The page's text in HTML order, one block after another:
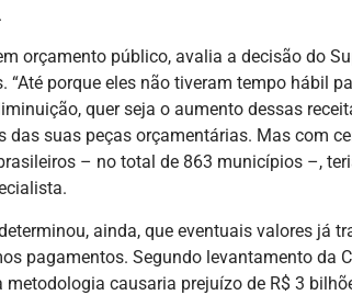
orçamento público, avalia a decisão do
porque eles não tiveram tempo hábil
quer seja o aumento dessas
das suas peças orçamentárias. Mas com
– no total de 863 municípios –,
ainda, que eventuais valores já
pagamentos. Segundo levantamento da
metodologia causaria prejuízo de R$ 3